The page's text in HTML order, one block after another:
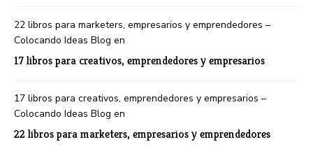
22 libros para marketers, empresarios y emprendedores –
Colocando Ideas Blog en
17 libros para creativos, emprendedores y empresarios
17 libros para creativos, emprendedores y empresarios –
Colocando Ideas Blog en
22 libros para marketers, empresarios y emprendedores